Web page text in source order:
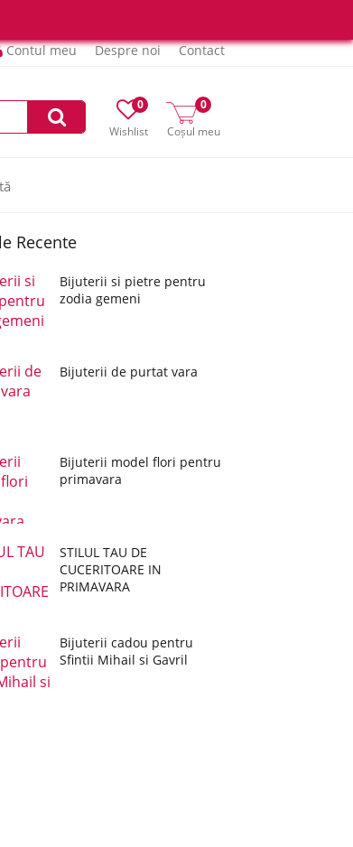
Contul meu Despre noi Contact
Wishlist
0
Coșul meu
0
Recente
Bijuterii si pietre pentru
zodia gemeni
Bijuterii de purtat vara
Bijuterii model flori pentru
primavara
STILUL TAU DE
CUCERITOARE IN
PRIMAVARA
Bijuterii cadou pentru
Sfintii Mihail si Gavril